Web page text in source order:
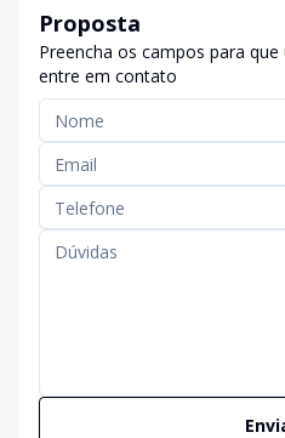
Proposta
Preencha os campos para
entre em contato